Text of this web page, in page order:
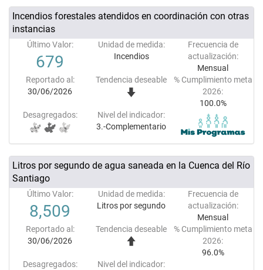
Incendios forestales atendidos en coordinación con otras
instancias
Último Valor:
679
Unidad de medida:
Incendios
Frecuencia de
actualización:
Mensual
Reportado al:
30/06/2026
Tendencia deseable
% Cumplimiento meta
2026:
100.0%
Desagregados:
Nivel del indicador:
3.-Complementario
Litros por segundo de agua saneada en la Cuenca del Río
Santiago
Último Valor:
8,509
Unidad de medida:
Litros por segundo
Frecuencia de
actualización:
Mensual
Reportado al:
30/06/2026
Tendencia deseable
% Cumplimiento meta
2026:
96.0%
Desagregados:
Nivel del indicador: